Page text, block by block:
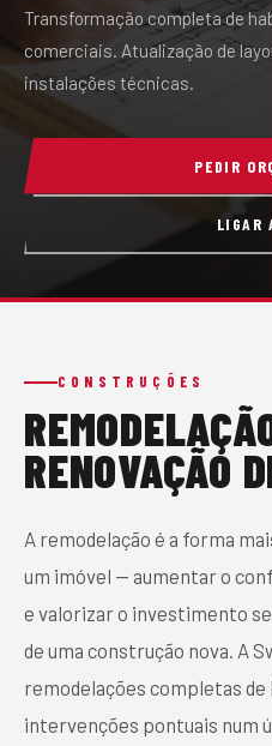
↳ AQUECIMENTOS
↳ CONSTRUÇÕES
PEDIR
Transformação completa de
comerciais. Atualização de
instalações técnicas.
PEDIR
LIGAR
CONSTRUÇÕES
RENOVAÇÃO
A remodelação é a forma
um imóvel — aumentar o
e valorizar o investimento
de uma construção nova. A
remodelações completas de
intervenções pontuais num